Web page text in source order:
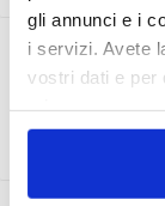
gli annunci e i
i servizi. Avete
vostri dati e per
in cui avete
modificare o
momento dalla